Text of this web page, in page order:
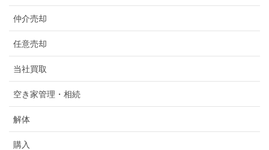
仲介売却
任意売却
当社買取
空き家管理・相続
解体
購入